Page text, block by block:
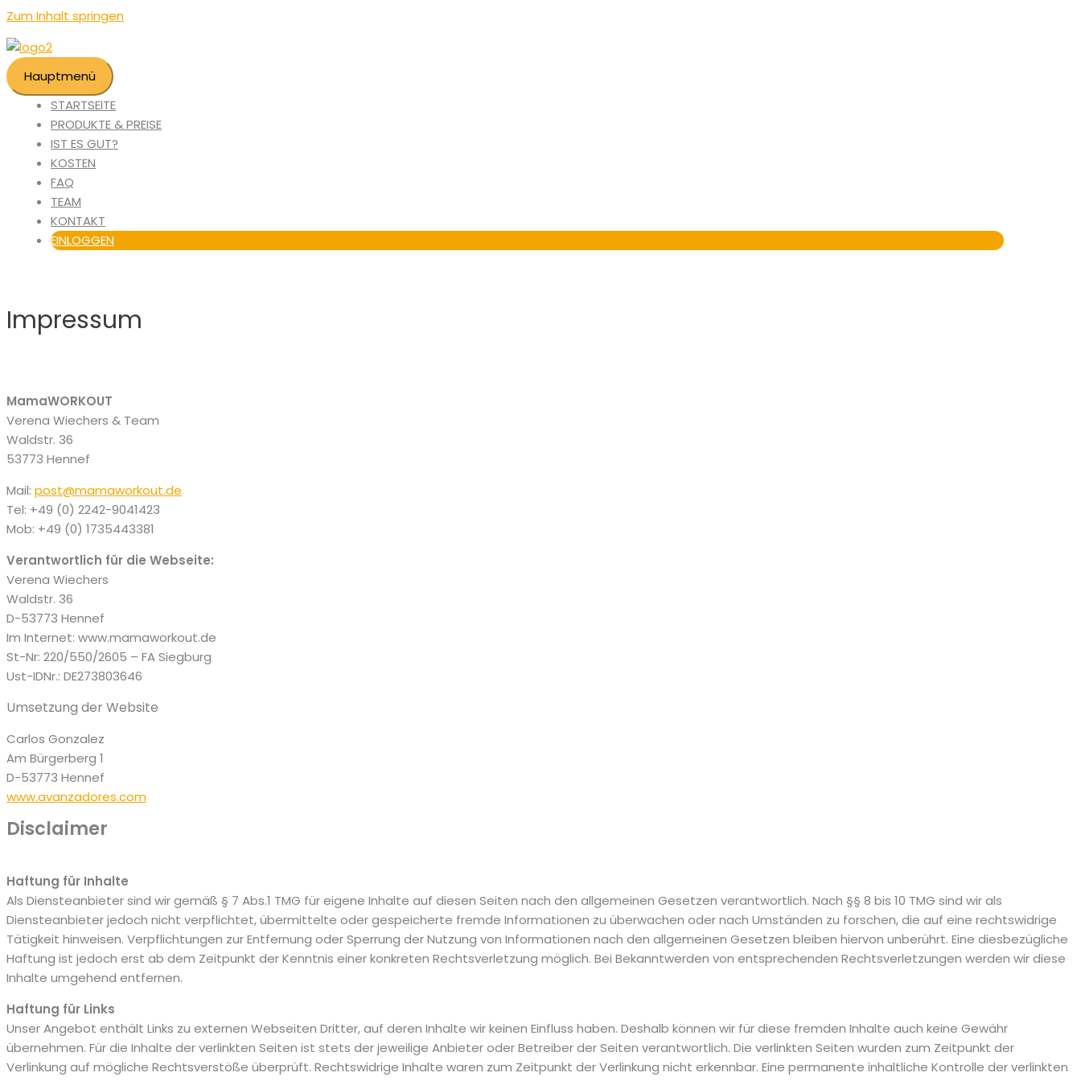
Zum Inhalt springen
Hauptmenü
STARTSEITE
PRODUKTE & PREISE
IST ES GUT?
KOSTEN
FAQ
TEAM
KONTAKT
EINLOGGEN
Impressum
MamaWORKOUT
Verena Wiechers & Team
Waldstr. 36
53773 Hennef
Mail: post@mamaworkout.de
Tel: +49 (0) 2242-9041423
Mob: +49 (0) 1735443381
Verantwortlich für die Webseite:
Verena Wiechers
Waldstr. 36
D-53773 Hennef
Im Internet: www.mamaworkout.de
St-Nr: 220/550/2605 – FA Siegburg
Ust-IDNr.: DE273803646
Umsetzung der Website
Carlos Gonzalez
Am Bürgerberg 1
D-53773 Hennef
www.avanzadores.com
Disclaimer
Haftung für Inhalte
Als Diensteanbieter sind wir gemäß § 7 Abs.1 TMG für eigene Inhalte auf diesen Seiten nach den allgemeinen Gesetzen verantwortlich. Nach §§ 8 bis 10 TMG sind wir als
Diensteanbieter jedoch nicht verpflichtet, übermittelte oder gespeicherte fremde Informationen zu überwachen oder nach Umständen zu forschen, die auf eine rechtswidrige
Tätigkeit hinweisen. Verpflichtungen zur Entfernung oder Sperrung der Nutzung von Informationen nach den allgemeinen Gesetzen bleiben hiervon unberührt. Eine diesbezügliche
Haftung ist jedoch erst ab dem Zeitpunkt der Kenntnis einer konkreten Rechtsverletzung möglich. Bei Bekanntwerden von entsprechenden Rechtsverletzungen werden wir diese
Inhalte umgehend entfernen.
Haftung für Links
Unser Angebot enthält Links zu externen Webseiten Dritter, auf deren Inhalte wir keinen Einfluss haben. Deshalb können wir für diese fremden Inhalte auch keine Gewähr
übernehmen. Für die Inhalte der verlinkten Seiten ist stets der jeweilige Anbieter oder Betreiber der Seiten verantwortlich. Die verlinkten Seiten wurden zum Zeitpunkt der
Verlinkung auf mögliche Rechtsverstöße überprüft. Rechtswidrige Inhalte waren zum Zeitpunkt der Verlinkung nicht erkennbar. Eine permanente inhaltliche Kontrolle der verlinkten